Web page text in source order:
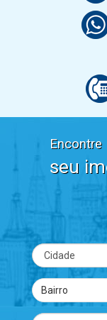
Encontre
seu
Bairro